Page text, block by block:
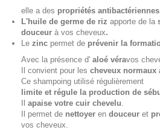
elle a des propriétés
L'huile de germe de riz apporte de la
douceur à vos cheveux.
Le zinc permet de prévenir la
Avec la présence d' aloé véravos
Il convient pour les cheveux normaux
Ce shampoing utilisé régulièrement
limite et régule la production de
Il apaise votre cuir chevelu
Il permet de nettoyer en douceur et
vos cheveux.